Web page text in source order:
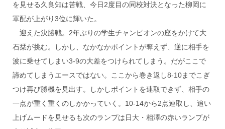
を見せる久良知は苦戦、今日2度目の同校対決となった柳岡に
軍配が上がり3位に輝いた。
迎えた決勝戦。2年ぶりの学生チャンピオンの座をかけて大
石栞が挑む。しかし、なかなかポイントが奪えず、逆に相手を
波に乗せてしまい3-9の大差をつけられてしまう。だがここで
諦めてしまうエースではない。ここから巻き返し8-10までこぎ
つけ再び勝機を見出す。しかしポイントを連取できず、相手の
一点が重く重くのしかかっていく。10-14から2点連取し、追い
上げムードを見せるも次のランプは日大・相澤の赤いランプが